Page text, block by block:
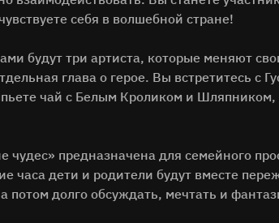
себя в волшебной стране!
будут три артиста, которые меняют
глава о герое. Вы встретитесь с
чай с Белым Кроликом и Шляпником,
чудес» предназначена для семейного
часа дети и родители будут вместе
потом долго обсуждать, мечтать и